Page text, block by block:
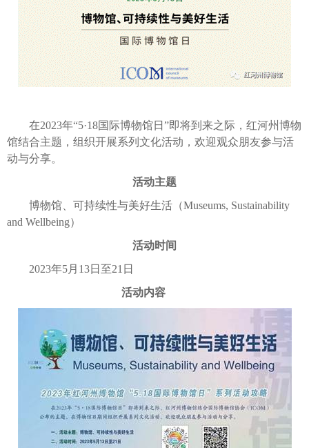
在2023年“5·18国际博物馆日”即将到来之际，红河州博物
馆结合主题，组织开展系列文化活动，欢迎观众朋友参与活
动与分享。
活动主题
博物馆、可持续性与美好生活（Museums, Sustainability
and Wellbeing）
活动时间
2023年5月13日至21日
活动内容